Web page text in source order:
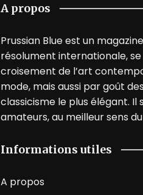
A propos
Prussian Blue est un
résolument internationale, se
croisement de l’art
mode, mais aussi par goût
classicisme le plus élégant. Il
amateurs, au meilleur sens
Informations utiles
A propos